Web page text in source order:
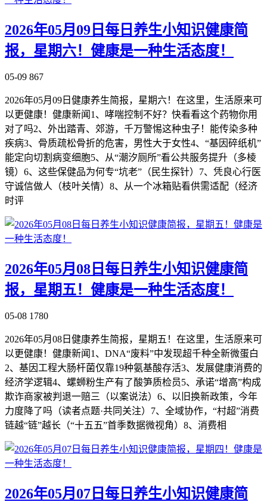
2026年05月09日每日养生小知识健康简
报，星期六！健康是一种生活态度！
05-09 867
2026年05月09日健康养生简报，星期六！在这里，生活原来可
以更健康！健康新闻1、哮喘控制不好？快看看这个药物你用
对了吗2、外出踏青、郊游，千万警惕这种虫子！能传染多种
疾病3、骨质疏松骨折的危害，男性大于女性4、“基因碎纸机”
能定向切割病变细胞5、从“潮汐厕所”看公共服务提升（多棱
镜）6、这些保健品为何专“坑老”（民生探针）7、凭良心行医
守诚信做人（枝叶关情）8、从一个冰箱贴看供需适配（经济
时评
2026年05月08日每日养生小知识健康简
报，星期五！健康是一种生活态度！
05-08 1780
2026年05月08日健康养生简报，星期五！在这里，生活原来可
以更健康！健康新闻1、DNA“废料”中发现超千种全新微蛋白
2、基因工程大肠杆菌仅靠19种氨基酸存活3、发展健康消费的
经济学逻辑4、螺蛳粉生产有了酸笋质检员5、承诺“增高”构成
欺诈商家被判退一赔三（以案说法）6、以旧换新政策，今年
力度降了吗（读者点题·共同关注）7、全域协作，“村超”消费
链越“链”越长（“十五五”首季数据微视角）8、消费相
2026年05月07日每日养生小知识健康简